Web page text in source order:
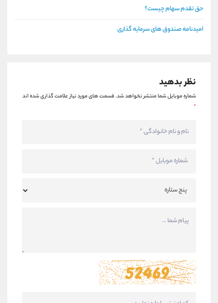
حق تقدم سهام چیست؟
امیدنامه صندوق های سرمایه گذاری
نظر بدهید
شماره موبایل شما منتشر نخواهد شد.قسمت های مورد نیاز علامت گذاری شده اند
*